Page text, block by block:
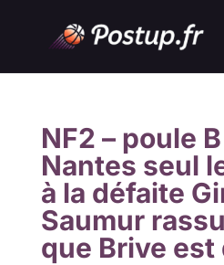
NF2 – poule
Nantes seul
à la défaite
Saumur
que Brive est